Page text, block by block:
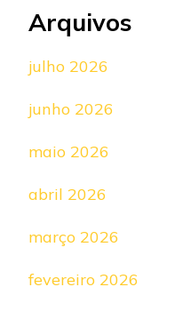
Arquivos
julho 2026
junho 2026
maio 2026
abril 2026
março 2026
fevereiro 2026